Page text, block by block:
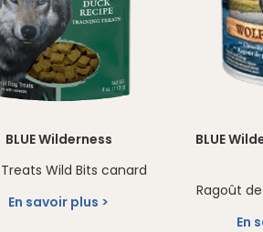
BLUE Wilderness
Wild Bits canard
En savoir plus
BLUE
Ragoût
En